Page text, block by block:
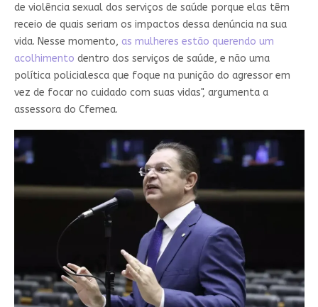
de violência sexual dos serviços de saúde porque elas têm
receio de quais seriam os impactos dessa denúncia na sua
vida. Nesse momento, as mulheres estão querendo um
acolhimento dentro dos serviços de saúde, e não uma
política policialesca que foque na punição do agressor em
vez de focar no cuidado com suas vidas", argumenta a
assessora do Cfemea.